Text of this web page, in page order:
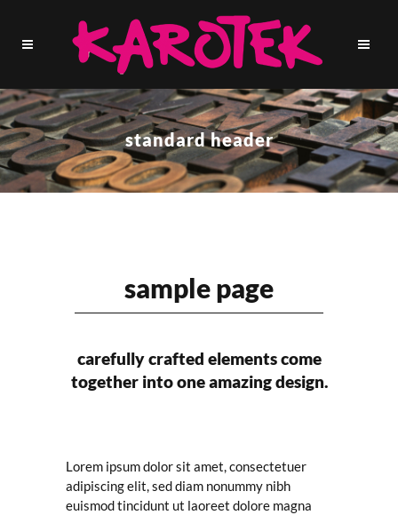
standard header
sample page
carefully crafted elements come
together into one amazing design.
Lorem ipsum dolor sit amet, consectetuer
adipiscing elit, sed diam nonummy nibh
euismod tincidunt ut laoreet dolore magna